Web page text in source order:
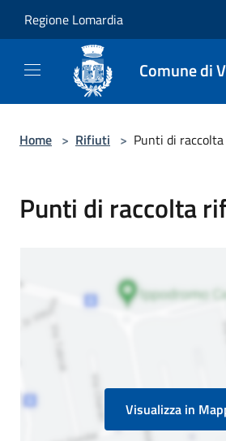
Regione Lomardia
Comune di
Home > Rifiuti > Punti di
Punti di raccolta
Visualizza in